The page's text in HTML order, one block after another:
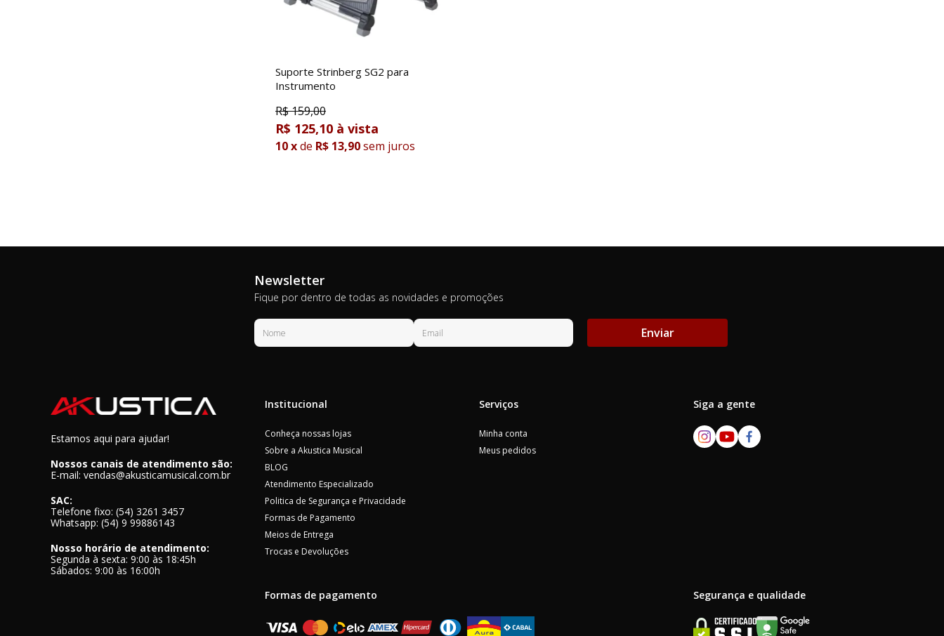
Suporte Strinberg SG2 para
Instrumento
R$159,00
R$ 125,10
10xde R$ 13,90sem juros
Newsletter
Fique por dentro de todas as novidades e promoções
Enviar
Estamos aqui para ajudar!
Nossos canais de atendimento são:
E-mail: vendas@akusticamusical.com.br
SAC:
Telefone fixo: (54) 3261 3457
Whatsapp: (54) 9 99886143
Nosso horário de atendimento:
Segunda à sexta: 9:00 às 18:45h
Sábados: 9:00 às 16:00h
Institucional
Conheça nossas lojas
Sobre a Akustica Musical
BLOG
Atendimento Especializado
Politica de Segurança e Privacidade
Formas de Pagamento
Meios de Entrega
Trocas e Devoluções
Serviços
Minha conta
Meus pedidos
Formas de pagamento
Siga a gente
Segurança e qualidade